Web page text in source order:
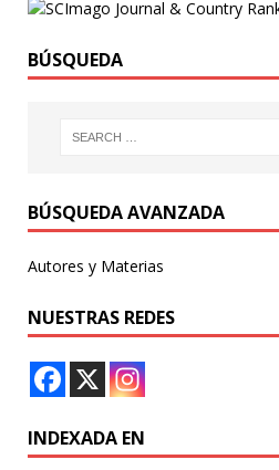
BÚSQUEDA
BÚSQUEDA AVANZADA
Autores y Materias
NUESTRAS REDES
INDEXADA EN